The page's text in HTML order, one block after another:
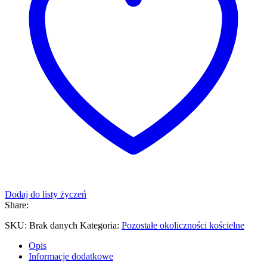
Dodaj do listy życzeń
Share:
SKU: Brak danych Kategoria: Pozostałe okoliczności kościelne
Opis
Informacje dodatkowe